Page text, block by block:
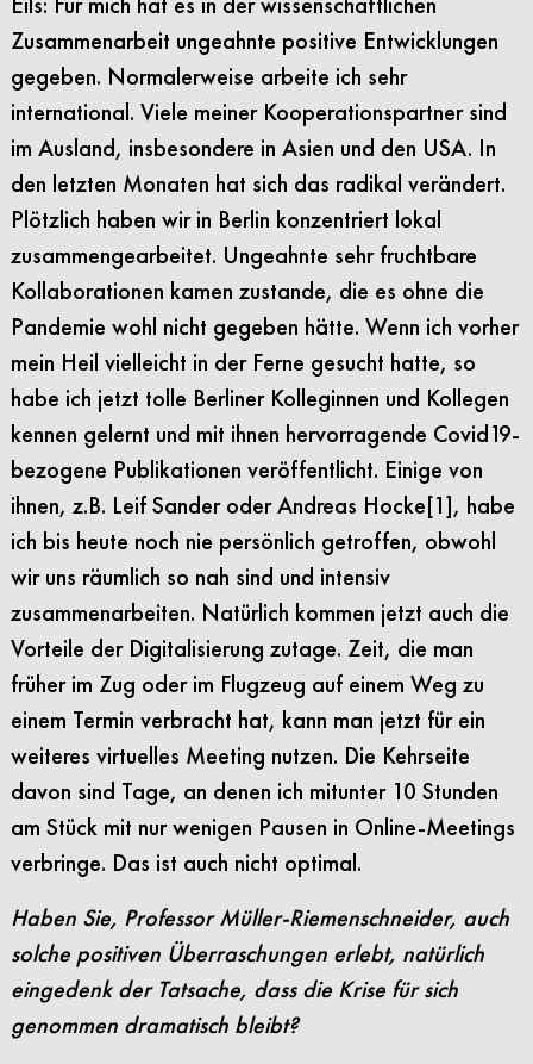
Zusammenarbeit ungeahnte positive Entwicklungen
gegeben. Normalerweise arbeite ich sehr
international. Viele meiner Kooperationspartner sind
im Ausland, insbesondere in Asien und den USA. In
den letzten Monaten hat sich das radikal verändert.
Plötzlich haben wir in Berlin konzentriert lokal
zusammengearbeitet. Ungeahnte sehr fruchtbare
Kollaborationen kamen zustande, die es ohne die
Pandemie wohl nicht gegeben hätte. Wenn ich vorher
mein Heil vielleicht in der Ferne gesucht hatte, so
habe ich jetzt tolle Berliner Kolleginnen und Kollegen
kennen gelernt und mit ihnen hervorragende Covid19-
bezogene Publikationen veröffentlicht. Einige von
ihnen, z.B. Leif Sander oder Andreas Hocke[1], habe
ich bis heute noch nie persönlich getroffen, obwohl
wir uns räumlich so nah sind und intensiv
zusammenarbeiten. Natürlich kommen jetzt auch die
Vorteile der Digitalisierung zutage. Zeit, die man
früher im Zug oder im Flugzeug auf einem Weg zu
einem Termin verbracht hat, kann man jetzt für ein
weiteres virtuelles Meeting nutzen. Die Kehrseite
davon sind Tage, an denen ich mitunter 10 Stunden
am Stück mit nur wenigen Pausen in Online-Meetings
verbringe. Das ist auch nicht optimal.
Haben Sie, Professor Müller-Riemenschneider, auch
solche positiven Überraschungen erlebt, natürlich
eingedenk der Tatsache, dass die Krise für sich
genommen dramatisch bleibt?